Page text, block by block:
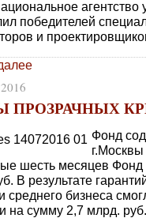
агентство
победителей
и
ПРОЗРАЧНЫХ
Фонд
г.Москвы
шесть месяцев Фонд
В результате
среднего бизнеса
на сумму 2,7 млрд.